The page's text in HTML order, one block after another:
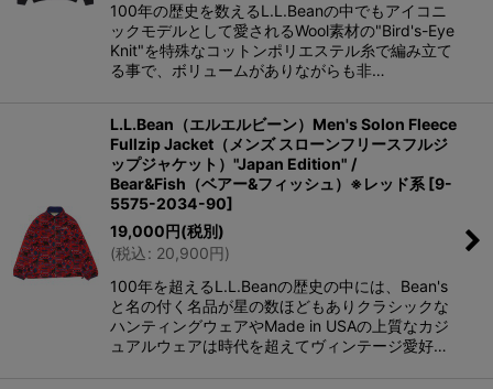
100年の歴史を数えるL.L.Beanの中でもアイコニ
ックモデルとして愛されるWool素材の"Bird's-Eye
Knit"を特殊なコットンポリエステル糸で編み立て
る事で、ボリュームがありながらも非…
L.L.Bean（エルエルビーン）Men's Solon Fleece
Fullzip Jacket（メンズ スローンフリースフルジ
ップジャケット）"Japan Edition" /
Bear&Fish（ベアー&フィッシュ）※レッド系 [9-
5575-2034-90]
19,000 円(税別)
(税込: 20,900 円 )
100年を超えるL.L.Beanの歴史の中には、Bean's
と名の付く名品が星の数ほどもありクラシックな
ハンティングウェアやMade in USAの上質なカジ
ュアルウェアは時代を超えてヴィンテージ愛好…